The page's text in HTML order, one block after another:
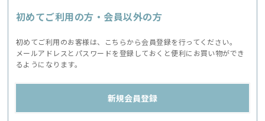
初めてご利用の方・会員以外の方
初めてご利用のお客様は、こちらから会員登録を行ってください。
メールアドレスとパスワードを登録しておくと便利にお買い物ができ
るようになります。